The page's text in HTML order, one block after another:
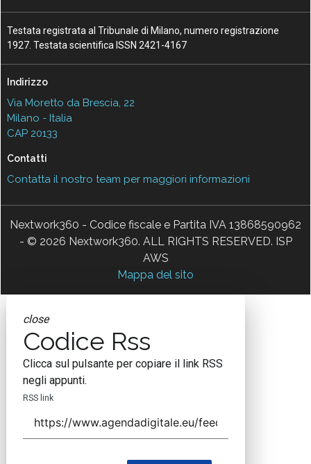
Testata registrata al Tribunale di Milano, numero registrazione
1927. Testata scientifica ISSN 2421-4167
Indirizzo
Via Moretto da Brescia, 22
Milano - Italia
CAP 20133
Contatti
Contatta il nostro team per maggiori informazioni
Nextwork360 - Codice fiscale e Partita IVA 13868590962
- © 2026 Nextwork360. ALL RIGHTS RESERVED. ISP
AWS
Mappa del sito
close
Codice Rss
Clicca sul pulsante per copiare il link RSS
negli appunti.
RSS link